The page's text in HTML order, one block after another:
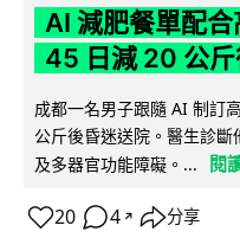
AI 減肥餐單配
45 日減 20 公
成都一名男子跟隨 AI 制訂
公斤後昏迷送院。醫生診
及多器官功能障礙。...
閱
20 4 ↗ 分享